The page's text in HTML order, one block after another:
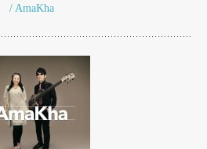
/ AmaKha